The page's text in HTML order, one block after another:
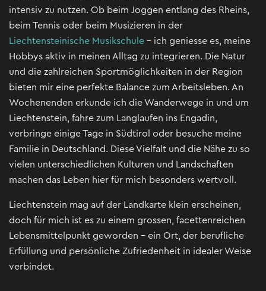
intensiv zu nutzen. Ob beim Joggen entlang des Rheins,
beim Tennis oder beim Musizieren in der
Liechtensteinische Musikschule – ich geniesse es, meine
Hobbys aktiv in meinen Alltag zu integrieren. Die Natur
und die zahlreichen Sportmöglichkeiten in der Region
bieten mir eine perfekte Balance zum Arbeitsleben. An
Wochenenden erkunde ich die Wanderwege in und um
Liechtenstein, fahre zum Langlaufen ins Engadin,
verbringe einige Tage in Südtirol oder besuche meine
Familie in Deutschland. Diese Vielfalt und die Nähe zu so
vielen unterschiedlichen Kulturen und Landschaften
machen das Leben hier für mich besonders wertvoll.
Liechtenstein mag auf der Landkarte klein erscheinen,
doch für mich ist es zu einem grossen, facettenreichen
Lebensmittelpunkt geworden – ein Ort, der berufliche
Erfüllung und persönliche Zufriedenheit in idealer Weise
verbindet.